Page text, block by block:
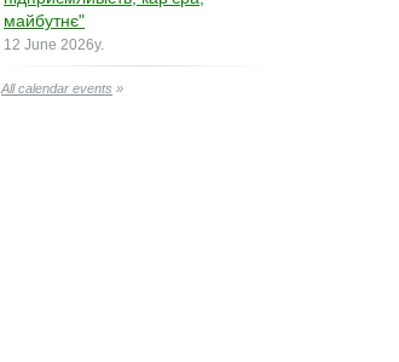
майбутнє"
12 June 2026y.
All calendar events »